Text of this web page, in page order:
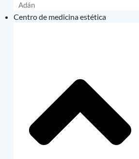
Adán
Centro de medicina estética